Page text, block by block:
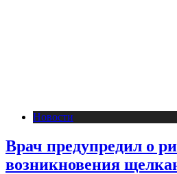
Новости
Врач предупредил о
возникновения